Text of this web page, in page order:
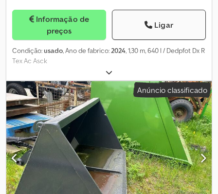
Informação de
preços
Ligar
Condição:usado, Ano de fabrico:2024, 1,30 m, 640 l / Dedpfot Dx R
Tex Ac Asck
Anúncio classificado